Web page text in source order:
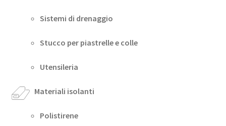
Sistemi di drenaggio
Stucco per piastrelle e colle
Utensileria
Materiali isolanti
Polistirene